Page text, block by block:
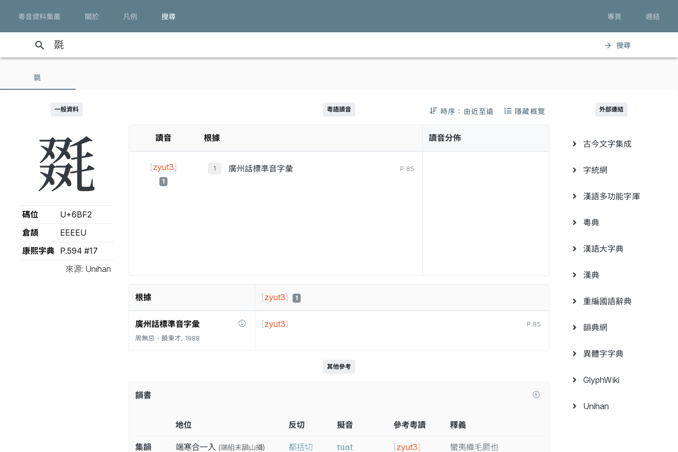
粵音資料集叢 關於 凡例 搜尋 專頁 連結
search arrow_forward 搜尋
毲
一般資料
毲
碼位
U+6BF2
倉頡
EEEEU
康熙字典
P.594 #17
來源: Unihan
粵語讀音 時序：由近至遠 隱藏概覽
讀音 根據
[zyut3]
1
廣州話標準音字彙 P.85
讀音分佈
根據 [zyut3] 1
廣州話標準音字彙
周無忌、饒秉才, 1988
P.85
[zyut3]
其他參考
韻書
地位 反切 擬音 參考粵讀 釋義
集韻 端寒合一入 (端組末韻山攝) 都括切 tuɑt [zyut3] 蠻夷織毛罽也
外部連結
古今文字集成
字統網
漢語多功能字庫
粵典
漢語大字典
漢典
重編國語辭典
韻典網
異體字字典
GlyphWiki
Unihan